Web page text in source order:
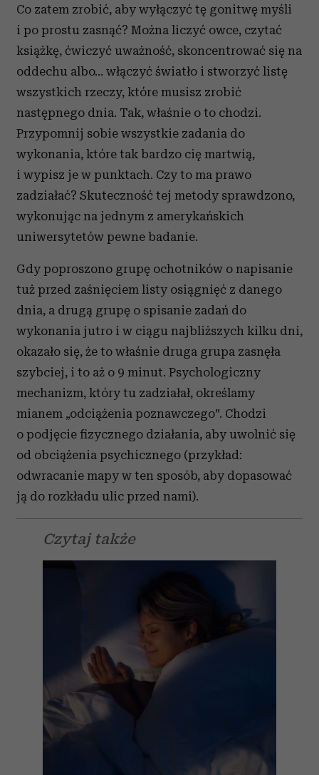
Co zatem zrobić, aby wyłączyć tę gonitwę myśli
i po prostu zasnąć? Można liczyć owce, czytać
książkę, ćwiczyć uważność, skoncentrować się na
oddechu albo… włączyć światło i stworzyć listę
wszystkich rzeczy, które musisz zrobić
następnego dnia. Tak, właśnie o to chodzi.
Przypomnij sobie wszystkie zadania do
wykonania, które tak bardzo cię martwią,
i wypisz je w punktach. Czy to ma prawo
zadziałać? Skuteczność tej metody sprawdzono,
wykonując na jednym z amerykańskich
uniwersytetów pewne badanie.
Gdy poproszono grupę ochotników o napisanie
tuż przed zaśnięciem listy osiągnięć z danego
dnia, a drugą grupę o spisanie zadań do
wykonania jutro i w ciągu najbliższych kilku dni,
okazało się, że to właśnie druga grupa zasnęła
szybciej, i to aż o 9 minut. Psychologiczny
mechanizm, który tu zadziałał, określamy
mianem „odciążenia poznawczego”. Chodzi
o podjęcie fizycznego działania, aby uwolnić się
od obciążenia psychicznego (przykład:
odwracanie mapy w ten sposób, aby dopasować
ją do rozkładu ulic przed nami).
Czytaj także